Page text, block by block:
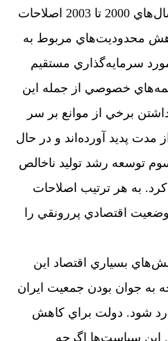
چند سال گذشته اقتصاد ايران آن را تجربه كرده است. در طي سال‌هاي 2000 تا 2003 اصلاحات
محدوديت‌هاي مربوط به
سرمايه‌گذاري مستقيم
خصوصي از جمله اين
برخي از موانع بر سر
مدت پديد آورده‌اند و در حال
توسعه رشد توليد ناخالص
پيدا كرد. به هر ترتيب اصلاحات
اقتصادي پررونقي را
بسياري اقتصاد اين
به جوان بودن جمعيت ايران
شود. دولت براي كاهش
اين سياست‌ها اگرچه